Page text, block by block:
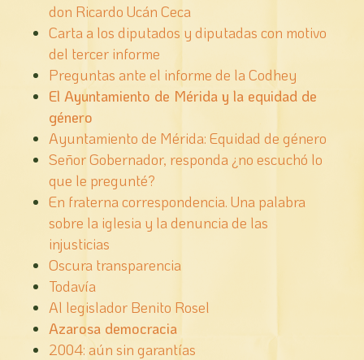
don Ricardo Ucán Ceca
Carta a los diputados y diputadas con motivo
del tercer informe
Preguntas ante el informe de la Codhey
El Ayuntamiento de Mérida y la equidad de
género
Ayuntamiento de Mérida: Equidad de género
Señor Gobernador, responda ¿no escuchó lo
que le pregunté?
En fraterna correspondencia. Una palabra
sobre la iglesia y la denuncia de las
injusticias
Oscura transparencia
Todaví­a
Al legislador Benito Rosel
Azarosa democracia
2004: aún sin garantías